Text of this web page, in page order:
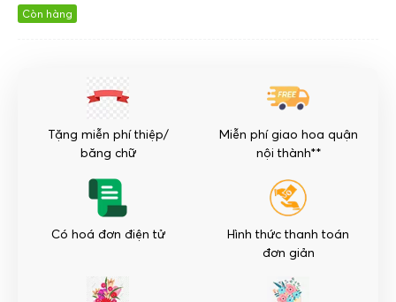
Còn hàng
Tặng miễn phí thiệp/
băng chữ
Miễn phí giao hoa quận
nội thành**
Có hoá đơn điện tử
Hình thức thanh toán
đơn giản